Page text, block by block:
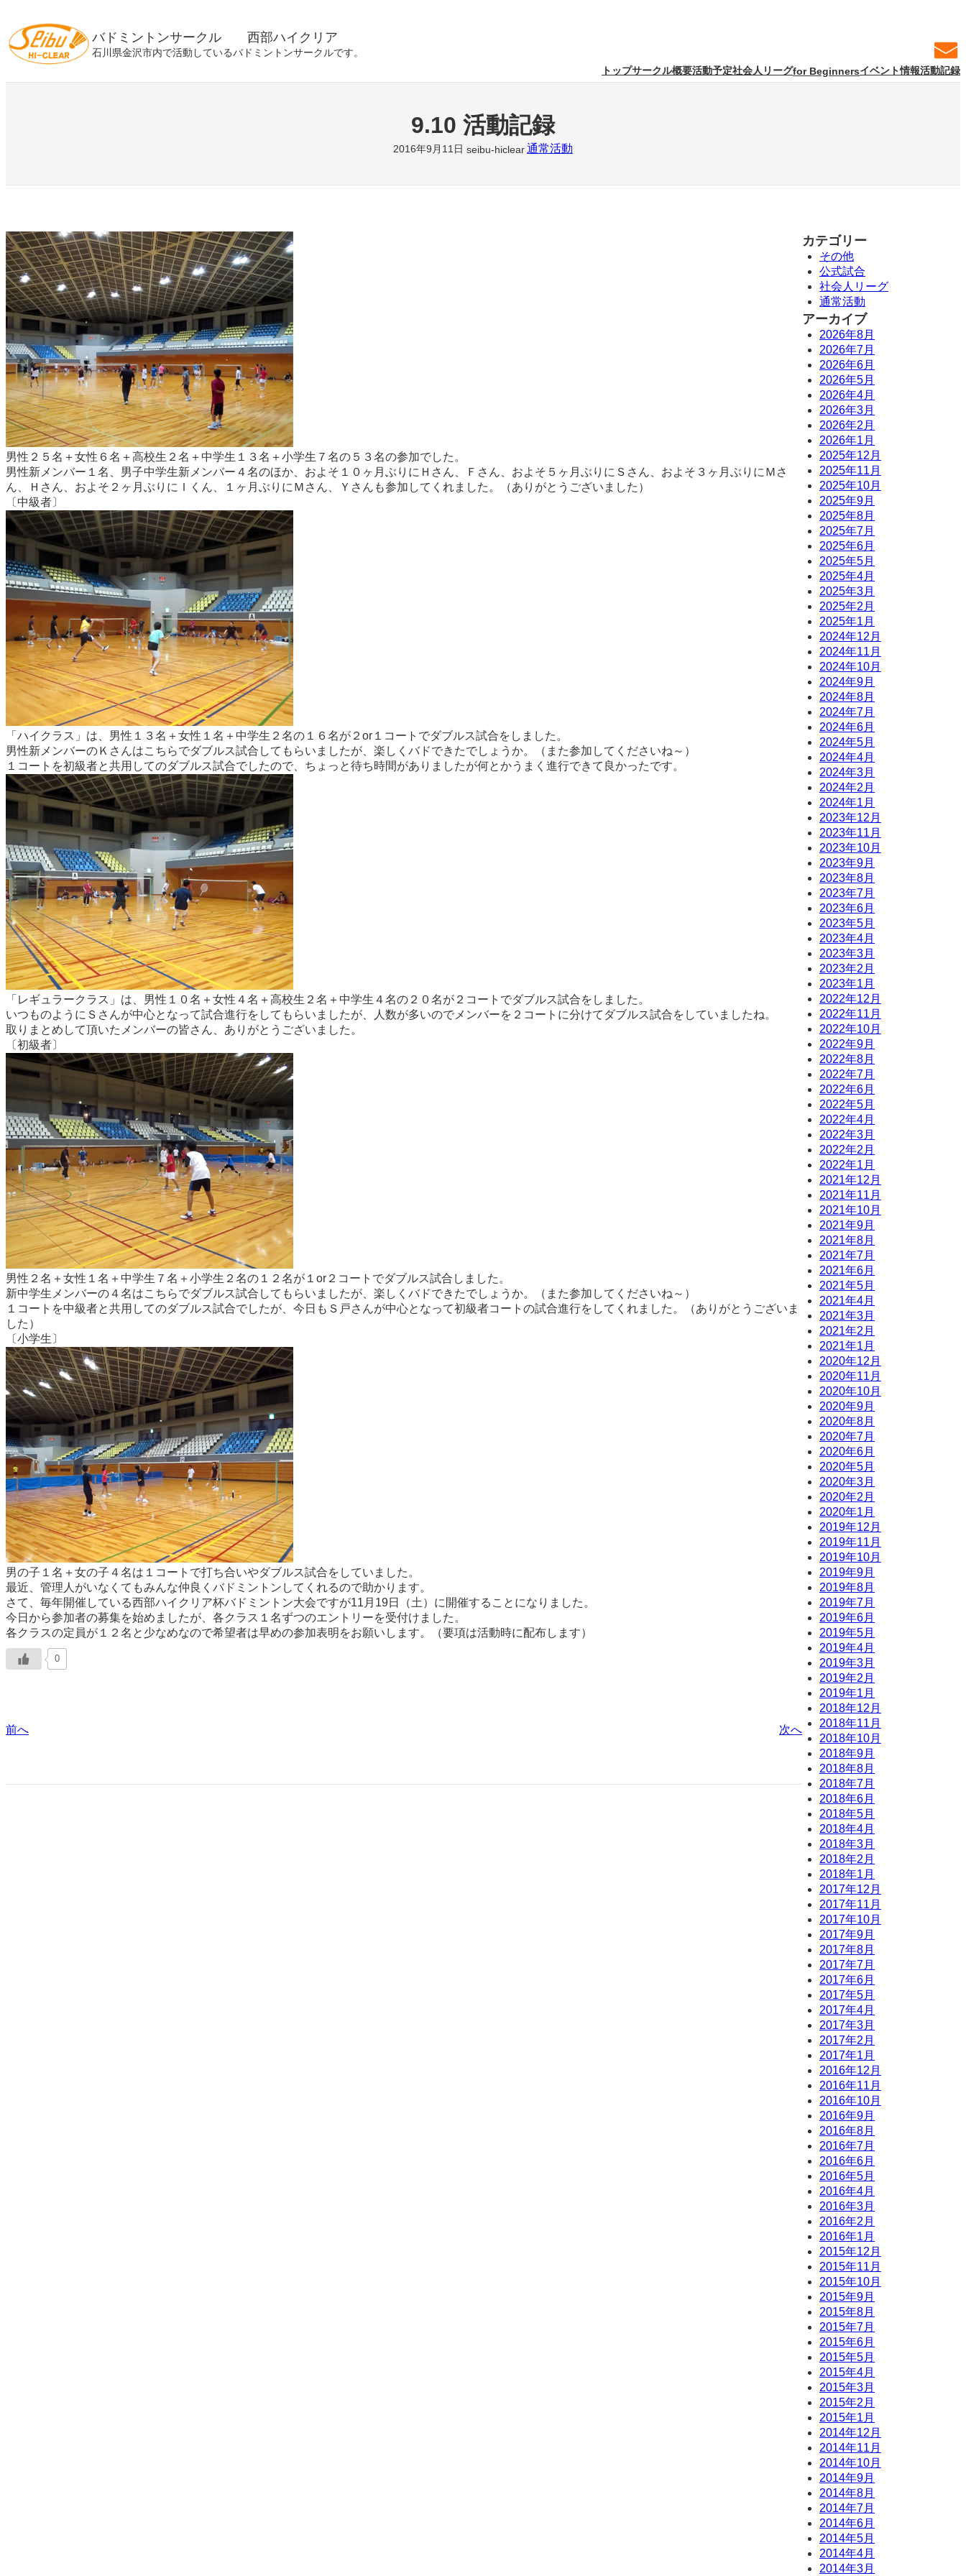
を
ス
バドミントンサークル 西部ハイクリア
石川県金沢市内で活動しているバドミントンサークルです。
トップサークル概要活動予定社会人リーグfor Beginnersイベント情報活動記録
9.10 活動記録
2016年9月11日 seibu-hiclear 通常活動
男性２５名＋女性６名＋高校生２名＋中学生１３名＋小学生７名の５３名の参加でした。
男性新メンバー１名、男子中学生新メンバー４名のほか、およそ１０ヶ月ぶりにＨさん、Ｆさん、およそ５ヶ月ぶりにＳさん、およそ３ヶ月ぶりにＭさ
ん、Ｈさん、およそ２ヶ月ぶりにＩくん、１ヶ月ぶりにＭさん、Ｙさんも参加してくれました。（ありがとうございました）
〔中級者〕
「ハイクラス」は、男性１３名＋女性１名＋中学生２名の１６名が２or１コートでダブルス試合をしました。
男性新メンバーのＫさんはこちらでダブルス試合してもらいましたが、楽しくバドできたでしょうか。（また参加してくださいね～）
１コートを初級者と共用してのダブルス試合でしたので、ちょっと待ち時間がありましたが何とかうまく進行できて良かったです。
「レギュラークラス」は、男性１０名＋女性４名＋高校生２名＋中学生４名の２０名が２コートでダブルス試合をしました。
いつものようにＳさんが中心となって試合進行をしてもらいましたが、人数が多いのでメンバーを２コートに分けてダブルス試合をしていましたね。
取りまとめして頂いたメンバーの皆さん、ありがとうございました。
〔初級者〕
男性２名＋女性１名＋中学生７名＋小学生２名の１２名が１or２コートでダブルス試合しました。
新中学生メンバーの４名はこちらでダブルス試合してもらいましたが、楽しくバドできたでしょうか。（また参加してくださいね～）
１コートを中級者と共用してのダブルス試合でしたが、今日もＳ戸さんが中心となって初級者コートの試合進行をしてくれました。（ありがとうございま
した）
〔小学生〕
男の子１名＋女の子４名は１コートで打ち合いやダブルス試合をしていました。
最近、管理人がいなくてもみんな仲良くバドミントンしてくれるので助かります。
さて、毎年開催している西部ハイクリア杯バドミントン大会ですが11月19日（土）に開催することになりました。
今日から参加者の募集を始めましたが、各クラス１名ずつのエントリーを受付けました。
各クラスの定員が１２名と少なめなので希望者は早めの参加表明をお願いします。（要項は活動時に配布します）
0
前へ 次へ
カテゴリー
その他
公式試合
社会人リーグ
通常活動
アーカイブ
2026年8月
2026年7月
2026年6月
2026年5月
2026年4月
2026年3月
2026年2月
2026年1月
2025年12月
2025年11月
2025年10月
2025年9月
2025年8月
2025年7月
2025年6月
2025年5月
2025年4月
2025年3月
2025年2月
2025年1月
2024年12月
2024年11月
2024年10月
2024年9月
2024年8月
2024年7月
2024年6月
2024年5月
2024年4月
2024年3月
2024年2月
2024年1月
2023年12月
2023年11月
2023年10月
2023年9月
2023年8月
2023年7月
2023年6月
2023年5月
2023年4月
2023年3月
2023年2月
2023年1月
2022年12月
2022年11月
2022年10月
2022年9月
2022年8月
2022年7月
2022年6月
2022年5月
2022年4月
2022年3月
2022年2月
2022年1月
2021年12月
2021年11月
2021年10月
2021年9月
2021年8月
2021年7月
2021年6月
2021年5月
2021年4月
2021年3月
2021年2月
2021年1月
2020年12月
2020年11月
2020年10月
2020年9月
2020年8月
2020年7月
2020年6月
2020年5月
2020年3月
2020年2月
2020年1月
2019年12月
2019年11月
2019年10月
2019年9月
2019年8月
2019年7月
2019年6月
2019年5月
2019年4月
2019年3月
2019年2月
2019年1月
2018年12月
2018年11月
2018年10月
2018年9月
2018年8月
2018年7月
2018年6月
2018年5月
2018年4月
2018年3月
2018年2月
2018年1月
2017年12月
2017年11月
2017年10月
2017年9月
2017年8月
2017年7月
2017年6月
2017年5月
2017年4月
2017年3月
2017年2月
2017年1月
2016年12月
2016年11月
2016年10月
2016年9月
2016年8月
2016年7月
2016年6月
2016年5月
2016年4月
2016年3月
2016年2月
2016年1月
2015年12月
2015年11月
2015年10月
2015年9月
2015年8月
2015年7月
2015年6月
2015年5月
2015年4月
2015年3月
2015年2月
2015年1月
2014年12月
2014年11月
2014年10月
2014年9月
2014年8月
2014年7月
2014年6月
2014年5月
2014年4月
2014年3月